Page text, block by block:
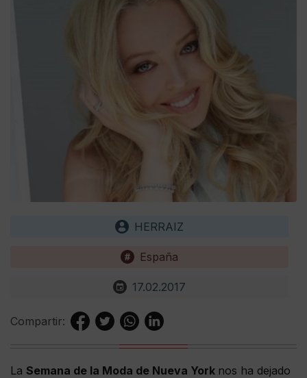
HERRAIZ
España
17.02.2017
Compartir:
La Semana de la Moda de Nueva York nos ha dejado